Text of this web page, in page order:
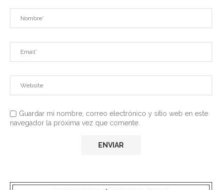
Guardar mi nombre, correo electrónico y sitio web en este
navegador la próxima vez que comente.